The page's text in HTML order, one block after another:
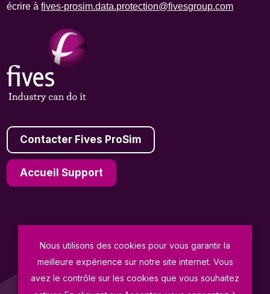
Contacter Fives ProSim
Accueil Support
écrire àfives-prosim.data.protection@fivesgroup.com
© Fives ProSim 2026
Conditions Générales de Vente
Politique de Confidentialité
Nous utilisons des cookies pour vous garantir la
meilleure expérience sur notre site internet. Vous
avez le contrôle sur les cookies que vous souhaitez